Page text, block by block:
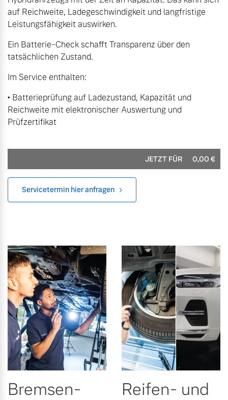
Fahrzeug konfigurieren
Sofort verfügbare Fahrzeuge
Volvo Selekt
Mehr erfahren
Mehr erfahren
Volvo Winter- und
Sommer Kompletträder.
direkt an.
Frühjahrscheck
Mehr erfahren
auf Reichweite, Ladegeschwindigkeit und langfristige
Leistungsfähigkeit auswirken.
Ein Batterie-Check schafft Transparenz über den
tatsächlichen Zustand.
Im Service enthalten:
• Batterieprüfung auf Ladezustand, Kapazität und
Reichweite mit elektronischer Auswertung und
Prüfzertifikat
JETZT FÜR 0,00 €
Servicetermin hier anfragen
Bremsen-
Reifen- und